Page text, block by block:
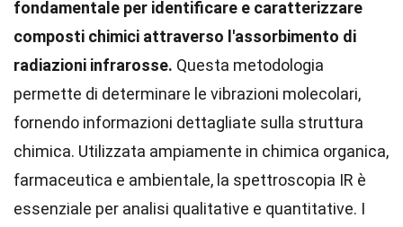
fondamentale per identificare e caratterizzare
composti chimici attraverso l'assorbimento di
radiazioni infrarosse. Questa metodologia
permette di determinare le vibrazioni molecolari,
fornendo informazioni dettagliate sulla struttura
chimica. Utilizzata ampiamente in chimica organica,
farmaceutica e ambientale, la spettroscopia IR è
essenziale per analisi qualitative e quantitative. I